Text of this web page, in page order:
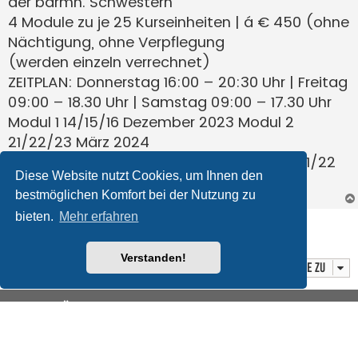
Diese Website nutzt Cookies, um Ihnen den
bestmöglichen Komfort bei der Nutzung zu
bieten. Mehr erfahren
Verstanden!
4 Module zu je 25 Kurseinheiten | á € 450 (ohne
Nächtigung, ohne Verpflegung
(werden einzeln verrechnet)
ZEITPLAN: Donnerstag 16:00 – 20:30 Uhr | Freitag
09:00 – 18.30 Uhr | Samstag 09:00 – 17.30 Uhr
Modul 1 14/15/16 Dezember 2023 Modul 2
21/22/23 März 2024
Modul 3 23/24/25 Mai 2024 Modul 4 20/21/22
Juni 2024
Antworten
1 Beitrag • Seite1von
Gehe zu